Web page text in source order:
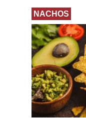
NACHOS